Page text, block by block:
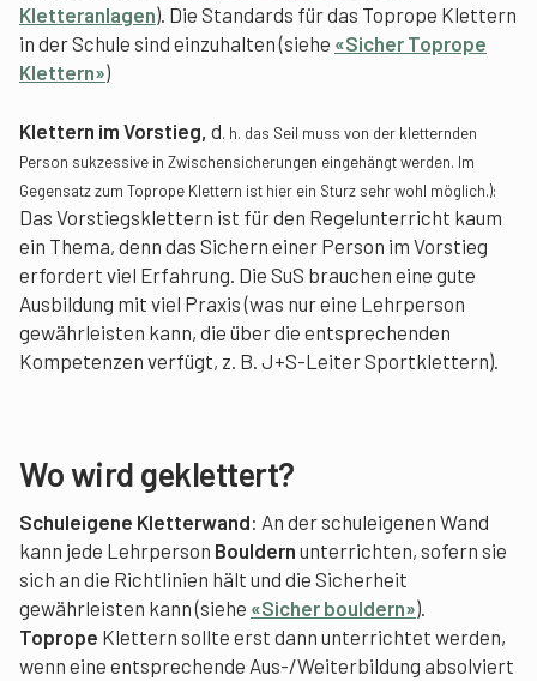
Kletteranlagen). Die Standards für das Toprope Klettern
in der Schule sind einzuhalten (siehe «Sicher Toprope
Klettern»)
Klettern im Vorstieg, d. h. das Seil muss von der kletternden
Person sukzessive in Zwischensicherungen eingehängt werden. Im
Gegensatz zum Toprope Klettern ist hier ein Sturz sehr wohl möglich.):
Das Vorstiegsklettern ist für den Regelunterricht kaum
ein Thema, denn das Sichern einer Person im Vorstieg
erfordert viel Erfahrung. Die SuS brauchen eine gute
Ausbildung mit viel Praxis (was nur eine Lehrperson
gewährleisten kann, die über die entsprechenden
Kompetenzen verfügt, z. B. J+S-Leiter Sportklettern).
Wo wird geklettert?
Schuleigene Kletterwand: An der schuleigenen Wand
kann jede Lehrperson Bouldern unterrichten, sofern sie
sich an die Richtlinien hält und die Sicherheit
gewährleisten kann (siehe «Sicher bouldern»).
Toprope Klettern sollte erst dann unterrichtet werden,
wenn eine entsprechende Aus-/Weiterbildung absolviert